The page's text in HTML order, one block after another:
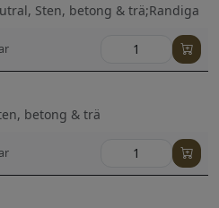
Sten, betong & trä;Randiga
betong & trä